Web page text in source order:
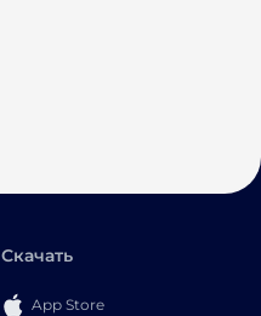
Скачать
App Store